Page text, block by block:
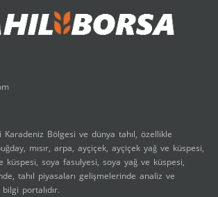
Karadeniz Bölgesi ve dünya tahıl, özellikle
mısır, arpa, ayçiçek, ayçiçek yağ ve küspesi,
küspesi, soya fasulyesi, soya yağ ve küspesi,
tahıl piyasaları gelişmelerinde analiz ve
portalıdır.